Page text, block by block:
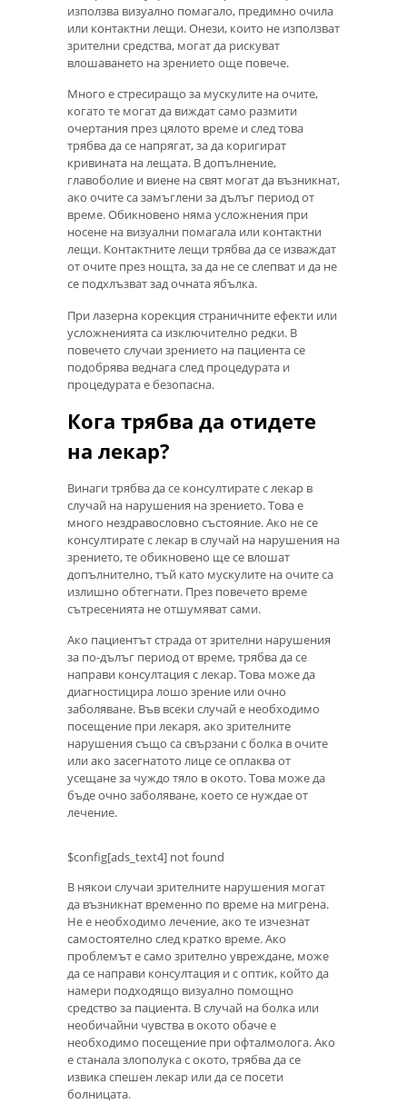
използва визуално помагало, предимно очила
или контактни лещи. Онези, които не използват
зрителни средства, могат да рискуват
влошаването на зрението още повече.
Много е стресиращо за мускулите на очите,
когато те могат да виждат само размити
очертания през цялото време и след това
трябва да се напрягат, за да коригират
кривината на лещата. В допълнение,
главоболие и виене на свят могат да възникнат,
ако очите са замъглени за дълъг период от
време. Обикновено няма усложнения при
носене на визуални помагала или контактни
лещи. Контактните лещи трябва да се изваждат
от очите през нощта, за да не се слепват и да не
се подхлъзват зад очната ябълка.
При лазерна корекция страничните ефекти или
усложненията са изключително редки. В
повечето случаи зрението на пациента се
подобрява веднага след процедурата и
процедурата е безопасна.
Кога трябва да отидете
на лекар?
Винаги трябва да се консултирате с лекар в
случай на нарушения на зрението. Това е
много нездравословно състояние. Ако не се
консултирате с лекар в случай на нарушения на
зрението, те обикновено ще се влошат
допълнително, тъй като мускулите на очите са
излишно обтегнати. През повечето време
сътресенията не отшумяват сами.
Ако пациентът страда от зрителни нарушения
за по-дълъг период от време, трябва да се
направи консултация с лекар. Това може да
диагностицира лошо зрение или очно
заболяване. Във всеки случай е необходимо
посещение при лекаря, ако зрителните
нарушения също са свързани с болка в очите
или ако засегнатото лице се оплаква от
усещане за чуждо тяло в окото. Това може да
бъде очно заболяване, което се нуждае от
лечение.
$config[ads_text4] not found
В някои случаи зрителните нарушения могат
да възникнат временно по време на мигрена.
Не е необходимо лечение, ако те изчезнат
самостоятелно след кратко време. Ако
проблемът е само зрително увреждане, може
да се направи консултация и с оптик, който да
намери подходящо визуално помощно
средство за пациента. В случай на болка или
необичайни чувства в окото обаче е
необходимо посещение при офталмолога. Ако
е станала злополука с окото, трябва да се
извика спешен лекар или да се посети
болницата.